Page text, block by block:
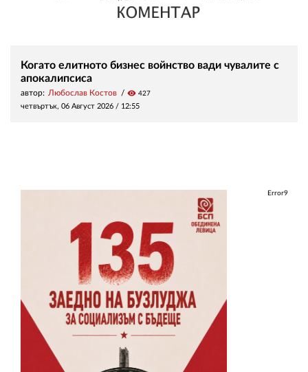
Когато елитното бизнес войнство вади чувалите с
апокалипсиса
автор: Любослав Костов visibility 427
четвъртък, 06 Август 2026 / 12:55
Error9